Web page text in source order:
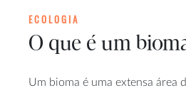
ECOLOGIA
O que é um
Um bioma é uma extensa área